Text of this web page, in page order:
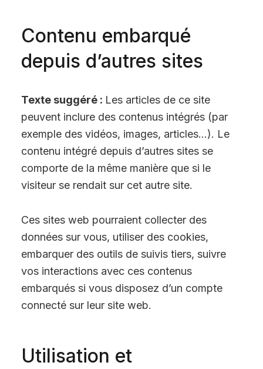
Contenu embarqué
depuis d’autres sites
Texte suggéré : Les articles de ce site
peuvent inclure des contenus intégrés (par
exemple des vidéos, images, articles…). Le
contenu intégré depuis d’autres sites se
comporte de la même manière que si le
visiteur se rendait sur cet autre site.
Ces sites web pourraient collecter des
données sur vous, utiliser des cookies,
embarquer des outils de suivis tiers, suivre
vos interactions avec ces contenus
embarqués si vous disposez d’un compte
connecté sur leur site web.
Utilisation et